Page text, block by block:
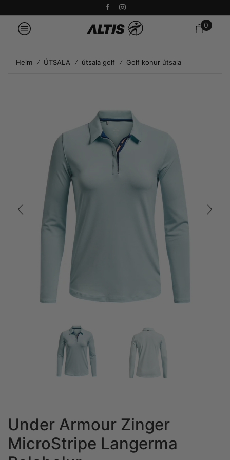
0
Heim / ÚTSALA / útsala golf / Golf konur útsala
Under Armour Zinger
MicroStripe Langerma